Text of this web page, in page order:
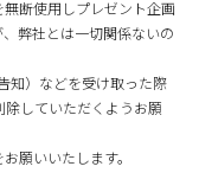
断使用しプレゼント企画
弊社とは一切関係ないの
知）などを受け取った際
除していただくようお願
願いいたします。